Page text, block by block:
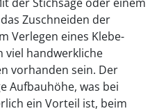
Zuschneiden der
Verlegen eines Klebe-
viel handwerkliche
vorhanden sein. Der
Aufbauhöhe, was bei
ein Vorteil ist, beim